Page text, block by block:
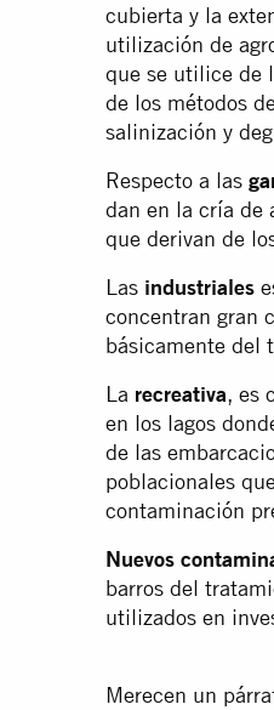
cubierta y la
utilización de
que se utilice de
de los métodos
salinización y
Respecto a las
dan en la cría de
que derivan de
Las industriales
concentran gran
básicamente del
La recreativa, es
en los lagos
de las
poblacionales
contaminación
Nuevos
barros del
utilizados en
Merecen un